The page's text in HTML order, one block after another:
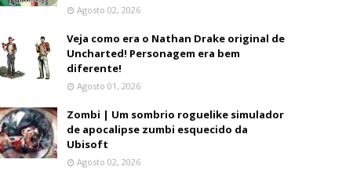
Agosto 02, 2026
Veja como era o Nathan Drake original de
Uncharted! Personagem era bem
diferente!
Agosto 01, 2026
Zombi | Um sombrio roguelike simulador
de apocalipse zumbi esquecido da
Ubisoft
Agosto 02, 2026